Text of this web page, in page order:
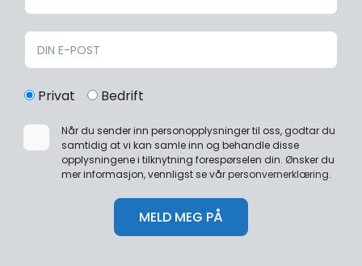
Privat Bedrift
Når du sender inn personopplysninger til oss, godtar du
samtidig at vi kan samle inn og behandle disse
opplysningene i tilknytning forespørselen din. Ønsker du
mer informasjon, vennligst se vårpersonvernerklæring.